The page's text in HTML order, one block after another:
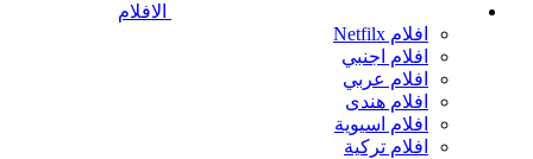
الافلام
افلام Netfilx
افلام اجنبي
افلام عربي
افلام هندى
افلام اسيوية
افلام تركية